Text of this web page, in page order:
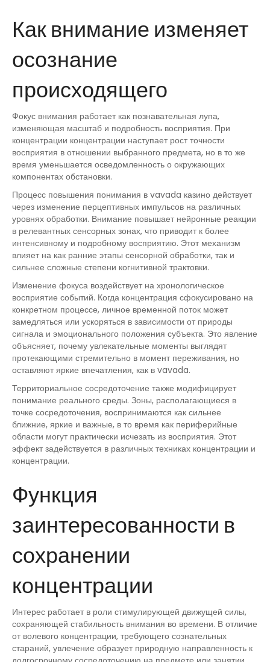
Как внимание изменяет
осознание
происходящего
Фокус внимания работает как познавательная лупа,
изменяющая масштаб и подробность восприятия. При
концентрации концентрации наступает рост точности
восприятия в отношении выбранного предмета, но в то же
время уменьшается осведомленность о окружающих
компонентах обстановки.
Процесс повышения понимания в vavada казино действует
через изменение перцептивных импульсов на различных
уровнях обработки. Внимание повышает нейронные реакции
в релевантных сенсорных зонах, что приводит к более
интенсивному и подробному восприятию. Этот механизм
влияет на как ранние этапы сенсорной обработки, так и
сильнее сложные степени когнитивной трактовки.
Изменение фокуса воздействует на хронологическое
восприятие событий. Когда концентрация сфокусировано на
конкретном процессе, личное временной поток может
замедляться или ускоряться в зависимости от природы
сигнала и эмоционального положения субъекта. Это явление
объясняет, почему увлекательные моменты выглядят
протекающими стремительно в момент переживания, но
оставляют яркие впечатления, как в vavada.
Территориальное сосредоточение также модифицирует
понимание реального среды. Зоны, располагающиеся в
точке сосредоточения, воспринимаются как сильнее
ближние, яркие и важные, в то время как периферийные
области могут практически исчезать из восприятия. Этот
эффект задействуется в различных техниках концентрации и
концентрации.
Функция
заинтересованности в
сохранении
концентрации
Интерес работает в роли стимулирующей движущей силы,
сохраняющей стабильность внимания во времени. В отличие
от волевого концентрации, требующего сознательных
стараний, увлечение образует природную направленность к